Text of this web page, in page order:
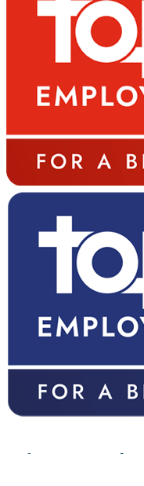
Pflegeangebot